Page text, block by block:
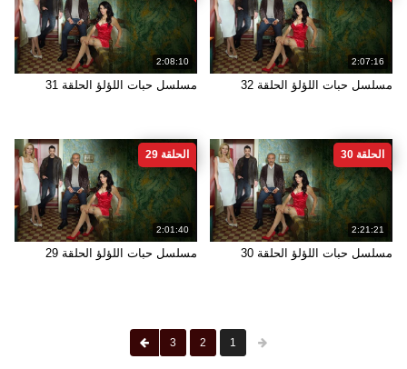
2:07:16
مسلسل حبات اللؤلؤ الحلقة 32
2:08:10
مسلسل حبات اللؤلؤ الحلقة 31
2:21:21
الحلقة 30
مسلسل حبات اللؤلؤ الحلقة 30
2:01:40
الحلقة 29
مسلسل حبات اللؤلؤ الحلقة 29
1
2
3